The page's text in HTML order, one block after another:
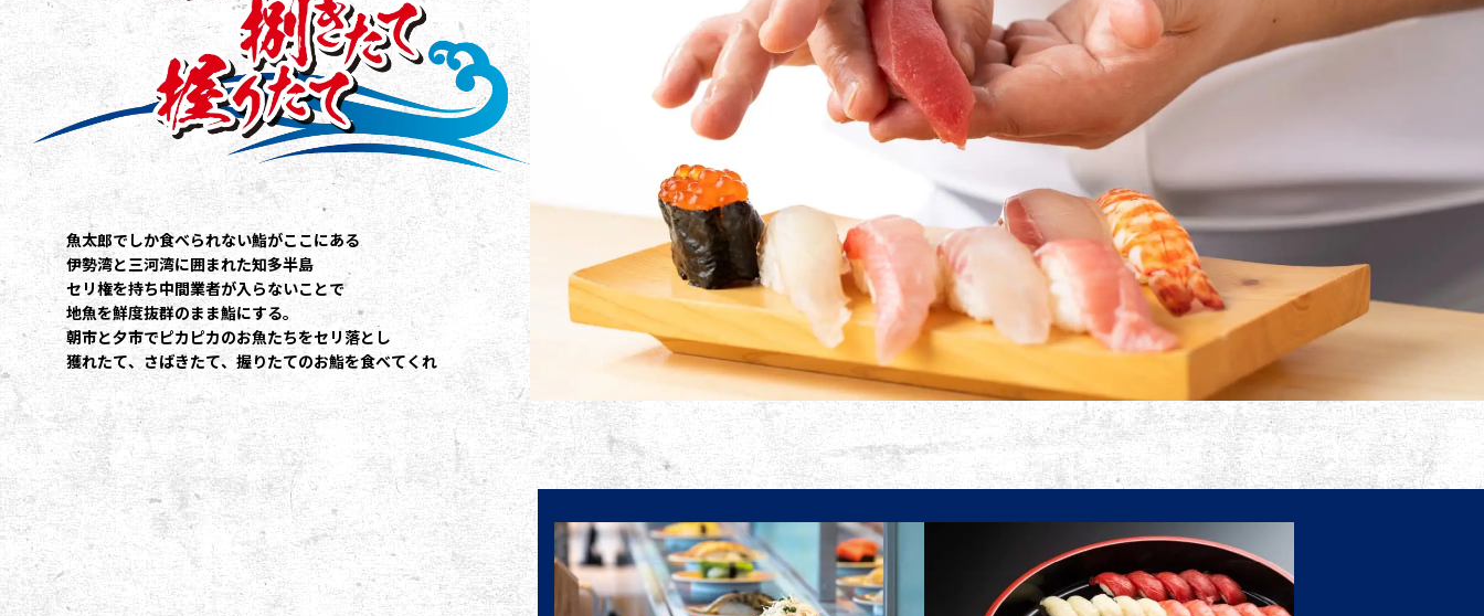
魚太郎でしか食べられない鮨がここにある
伊勢湾と三河湾に囲まれた知多半島
セリ権を持ち中間業者が入らないことで
地魚を鮮度抜群のまま鮨にする。
朝市と夕市でピカピカのお魚たちをセリ落とし
獲れたて、さばきたて、握りたてのお鮨を食べてくれ